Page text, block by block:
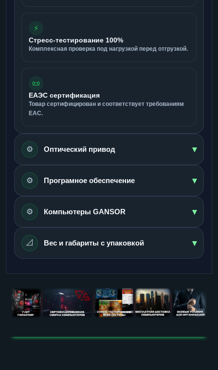
⚡
Стресс-тестирование 100%
Комплексная проверка под нагрузкой перед отгрузкой.
📜
ЕАЭС сертификация
Товар сертифицирован и соответствует требованиям
ЕАС.
⚙️ Оптический привод ▾
⚙️ Програмное обеспечение ▾
⚙️ Компьютеры GANSOR ▾
📐 Вес и габариты с упаковкой ▾